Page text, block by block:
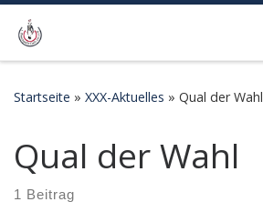
Zum Inhalt springen
Startseite » XXX-Aktuelles » Qual der Wahl
Qual der Wahl
1 Beitrag